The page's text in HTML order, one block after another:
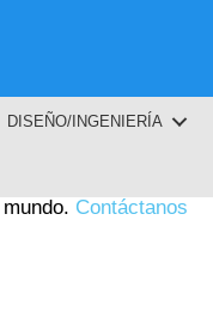
DISEÑO/INGENIERÍA
Contáctanos